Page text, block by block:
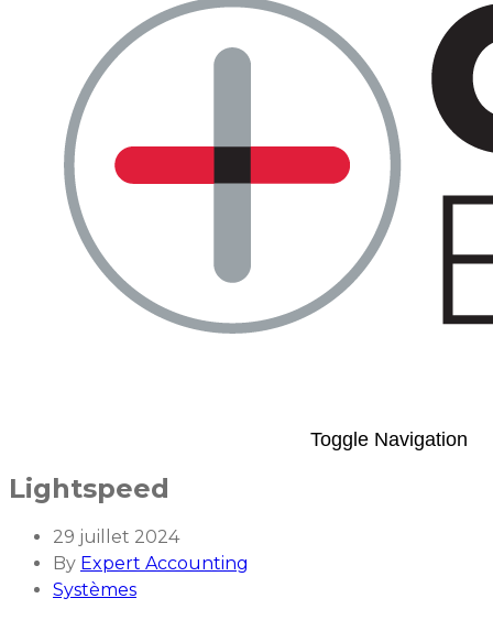
Toggle Navigation
Lightspeed
29 juillet 2024
By Expert Accounting
Systèmes